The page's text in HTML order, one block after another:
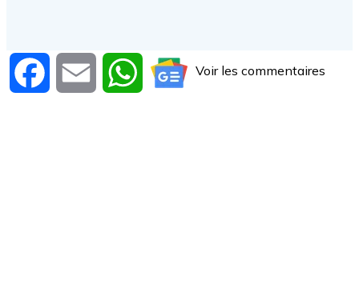
Facebook Email WhatsAppVoir les commentaires